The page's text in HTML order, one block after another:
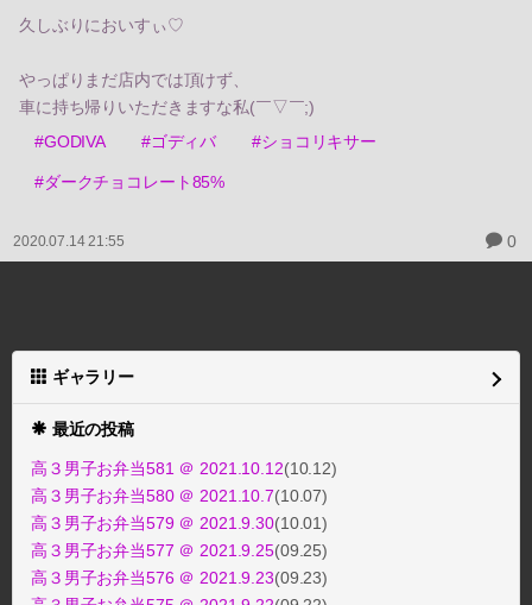
久しぶりにおいすぃ♡
やっぱりまだ店内では頂けず、
車に持ち帰りいただきますな私(￣▽￣;)
#GODIVA
#ゴディバ #ショコリキサー
#ダークチョコレート85%
2020.07.14 21:55 0
ギャラリー
最近の投稿
高３男子お弁当581 ＠ 2021.10.12(10.12)
高３男子お弁当580 ＠ 2021.10.7(10.07)
高３男子お弁当579 ＠ 2021.9.30(10.01)
高３男子お弁当577 ＠ 2021.9.25(09.25)
高３男子お弁当576 ＠ 2021.9.23(09.23)